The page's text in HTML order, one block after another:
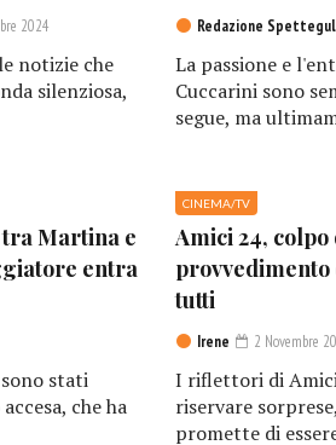
2024
notizie che
silenziosa,
Redazione
La passione e
Cuccarini sono
segue, ma
Martina e
entra
stati
che ha
CINEMA/TV
Amici 24, colpo
tutti
Irene 2 Novembre
I riflettori di
riservare
promette di